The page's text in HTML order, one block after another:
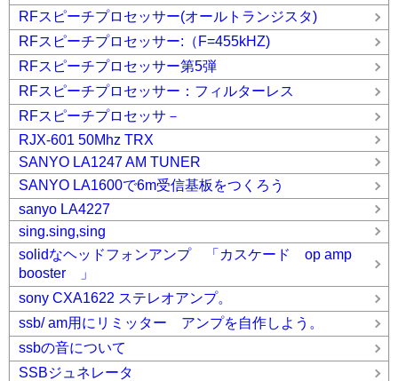
RFスピーチプロセッサー(オールトランジスタ)
RFスピーチプロセッサー:（F=455kHZ)
RFスピーチプロセッサー第5弾
RFスピーチプロセッサー：フィルターレス
RFスピーチプロセッサ－
RJX-601 50Mhz TRX
SANYO LA1247 AM TUNER
SANYO LA1600で6m受信基板をつくろう
sanyo LA4227
sing.sing,sing
solidなヘッドフォンアンプ 「カスケード op amp
booster 」
sony CXA1622 ステレオアンプ。
ssb/ am用にリミッター アンプを自作しよう。
ssbの音について
SSBジュネレータ